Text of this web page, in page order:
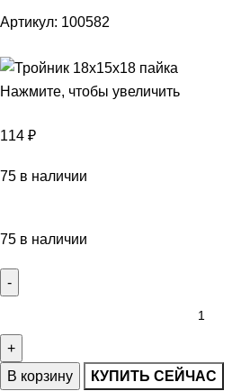
Артикул: 100582
Нажмите, чтобы увеличить
114 ₽
75 в наличии
75 в наличии
В корзину КУПИТЬ СЕЙЧАС